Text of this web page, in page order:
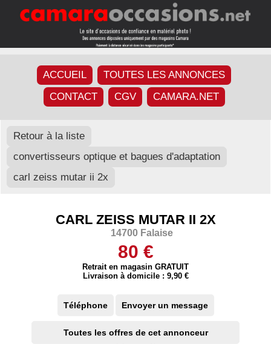
ACCUEIL
TOUTES LES ANNONCES
CONTACT
CGV CAMARA.NET
Retour à la liste
convertisseurs optique et bagues d'adaptation
carl zeiss mutar ii 2x
CARL ZEISS MUTAR II 2X
14700 Falaise
80 €
Retrait en magasin GRATUIT
Livraison à domicile : 9,90 €
Téléphone Envoyer un message
Toutes les offres de cet annonceur